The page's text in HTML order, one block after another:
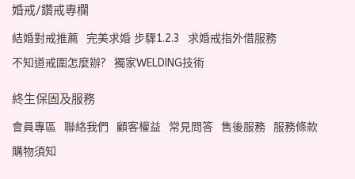
婚戒/鑽戒專欄
結婚對戒推薦 完美求婚 步驟1.2.3
求婚戒指外借服務
不知道戒圍怎麼辦?
獨家WELDING技術
終生保固及服務
會員專區 聯絡我們 顧客權益 常見問答 售後服務
服務條款
購物須知